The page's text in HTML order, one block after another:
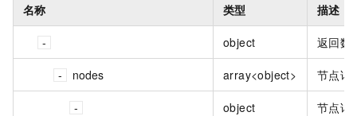
名称 类型 描述
object 返回数
nodes array<object> 节点详
object 节点详